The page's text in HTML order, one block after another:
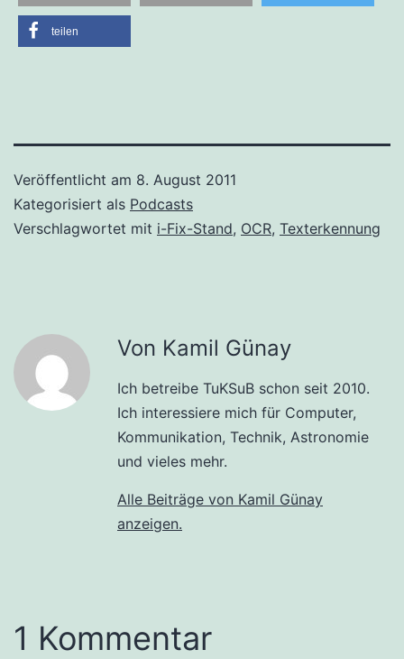
teilen
Veröffentlicht am 8. August 2011
Kategorisiert als Podcasts
Verschlagwortet mit i-Fix-Stand, OCR, Texterkennung
Von Kamil Günay
Ich betreibe TuKSuB schon seit 2010.
Ich interessiere mich für Computer,
Kommunikation, Technik, Astronomie
und vieles mehr.
Alle Beiträge von Kamil Günay
anzeigen.
1 Kommentar